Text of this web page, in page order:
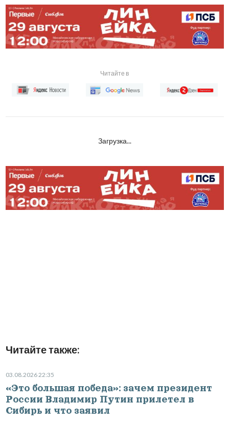
Читайте в
Загрузка...
Читайте также:
03.08.2026 22:35
«Это большая победа»: зачем президент
России Владимир Путин прилетел в
Сибирь и что заявил